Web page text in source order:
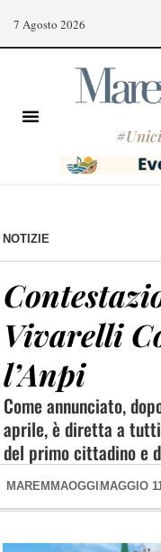
7 Agosto 2026
#Unici
NOTIZIE
Vivarelli
l’Anpi
Come annunciato,
aprile, è diretta a
del primo cittadino e
MAREMMAOGGI MAGGIO